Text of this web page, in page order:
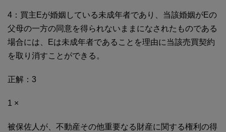
4：買主Eが婚姻している未成年者であり、当該婚姻がEの
父母の一方の同意を得られないままになされたものである
場合には、Eは未成年者であることを理由に当該売買契約
を取り消すことができる。
正解：3
1 ×
被保佐人が、不動産その他重要なる財産に関する権利の得